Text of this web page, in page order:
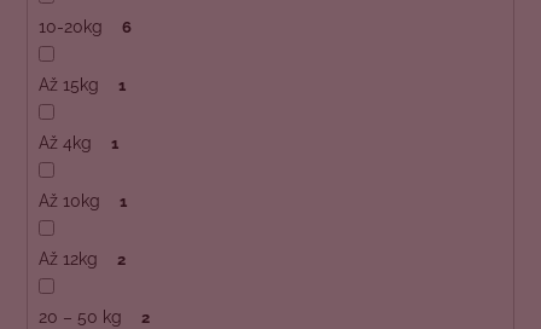
10-20kg 6
Až 15kg 1
Až 4kg 1
Až 10kg 1
Až 12kg 2
20 – 50 kg 2